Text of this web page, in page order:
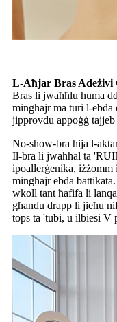
L-Aħjar Bras Adeżivi
Bras li jwaħħlu huma
mingħajr ma turi l-
jipprovdu appoġġ
No-show-bra hija l-
Il-bra li jwaħħal ta
ipoallerġenika, iżżomm
mingħajr ebda
wkoll tant ħafifa li
għandu drapp li jieħu
tops ta 'tubi, u ilbiesi V